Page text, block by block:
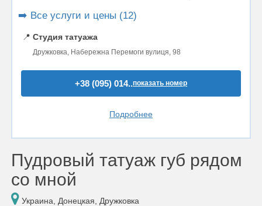
➡️ Все услуги и цены (12)
📍 Студия татуажа
Дружковка, Набережна Перемоги вулиця, 98
+38 (095) 014..показать номер
Подробнее
Пудровый татуаж губ рядом
со мной
Украина, Донецкая, Дружковка